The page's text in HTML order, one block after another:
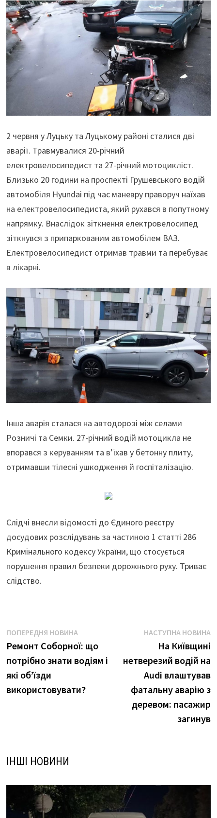
2 червня у Луцьку та Луцькому районі сталися дві
аварії. Травмувалися 20-річний
електровелосипедист та 27-річний мотоцикліст.
Близько 20 години на проспекті Грушевського водій
автомобіля Hyundai під час маневру праворуч наїхав
на електровелосипедиста, який рухався в попутному
напрямку. Внаслідок зіткнення електровелосипед
зіткнувся з припаркованим автомобілем ВАЗ.
Електровелосипедист отримав травми та перебуває
в лікарні.
Інша аварія сталася на автодорозі між селами
Розничі та Семки. 27-річний водій мотоцикла не
впорався з керуванням та в’їхав у бетонну плиту,
отримавши тілесні ушкодження й госпіталізацію.
Слідчі внесли відомості до Єдиного реєстру
досудових розслідувань за частиною 1 статті 286
Кримінального кодексу України, що стосується
порушення правил безпеки дорожнього руху. Триває
слідство.
Навігація
записів
ПОПЕРЕДНЯ НОВИНАПопередня
новина:
Ремонт Соборної: що
потрібно знати водіям і
які об’їзди
використовувати?
НАСТУПНА НОВИНА
На Київщині
нетверезий водій на
Audi влаштував
фатальну аварію з
деревом: пасажир
загинув
ІНШІ НОВИНИ